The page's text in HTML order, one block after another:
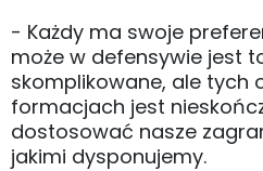
- Każdy ma swoje
może w defensywie jest
skomplikowane, ale tych
formacjach jest
dostosować nasze
jakimi dysponujemy.